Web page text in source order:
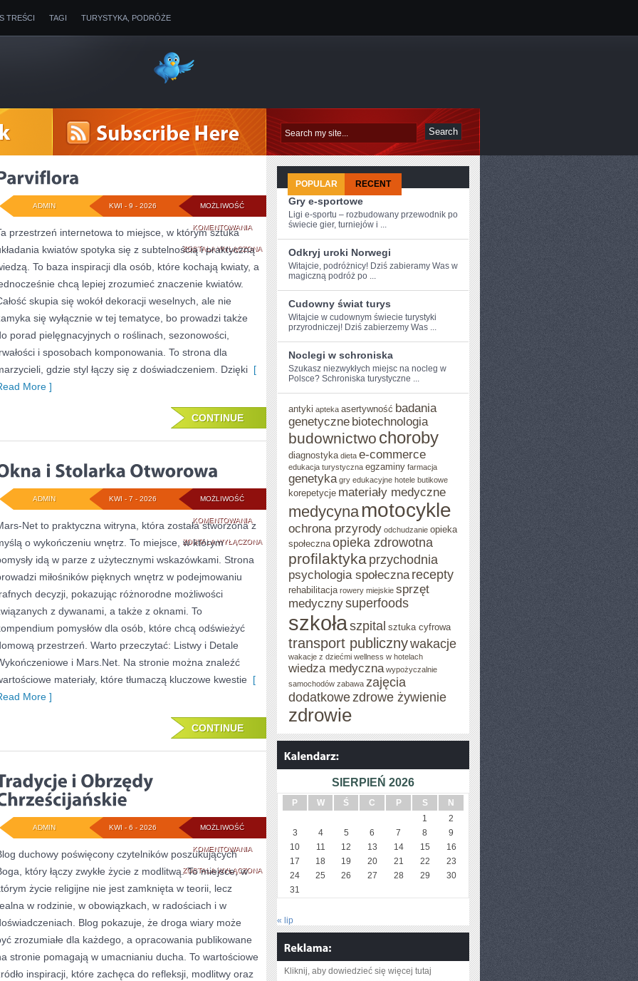
TREŚCI TAGI TURYSTYKA, PODRÓŻE
MOŻLIWOŚĆ
KOMENTOWANIAPARVIFLORA
ZOSTAŁA WYŁĄCZONA
KWI - 9 - 2026
ADMIN
przestrzeń internetowa to miejsce, w którym sztuka
kwiatów spotyka się z subtelnością i praktyczną
To baza inspiracji dla osób, które kochają kwiaty, a
chcą lepiej zrozumieć znaczenie kwiatów.
skupia się wokół dekoracji weselnych, ale nie
się wyłącznie w tej tematyce, bo prowadzi także
porad pielęgnacyjnych o roślinach, sezonowości,
i sposobach komponowania. To strona dla
gdzie styl łączy się z doświadczeniem. Dzięki [
More ]
CONTINUE
MOŻLIWOŚĆ
KOMENTOWANIAOKNA
I
STOLARKA
OTWOROWA
ZOSTAŁA WYŁĄCZONA
KWI - 7 - 2026
ADMIN
Net to praktyczna witryna, która została stworzona z
o wykończeniu wnętrz. To miejsce, w którym
idą w parze z użytecznymi wskazówkami. Strona
miłośników pięknych wnętrz w podejmowaniu
decyzji, pokazując różnorodne możliwości
z dywanami, a także z oknami. To
pomysłów dla osób, które chcą odświeżyć
przestrzeń. Warto przeczytać: Listwy i Detale
i Mars.Net. Na stronie można znaleźć
materiały, które tłumaczą kluczowe kwestie [
More ]
CONTINUE
MOŻLIWOŚĆ
KOMENTOWANIATRADYCJE
I
OBRZĘDY
CHRZEŚCIJAŃSKIE
ZOSTAŁA WYŁĄCZONA
KWI - 6 - 2026
ADMIN
duchowy poświęcony czytelników poszukujących
który łączy zwykłe życie z modlitwą. To miejsce, w
życie religijne nie jest zamknięta w teorii, lecz
w rodzinie, w obowiązkach, w radościach i w
Blog pokazuje, że droga wiary może
zrozumiałe dla każdego, a opracowania publikowane
stronie pomagają w umacnianiu ducha. To wartościowe
inspiracji, które zachęca do refleksji, modlitwy oraz
POPULAR RECENT
Gry e-sportowe
Ligi e-sportu – rozbudowany przewodnik po
świecie gier, turniejów i ...
Odkryj uroki Norwegi
Witajcie, podróżnicy! Dziś ⁤zabieramy Was⁤ w
magiczną podróż po ...
Cudowny świat turys
Witajcie w cudownym świecie turystyki
przyrodniczej! Dziś zabierzemy Was ...
Noclegi w schroniska
Szukasz⁢ niezwykłych miejsc na nocleg w
Polsce? Schroniska ⁢turystyczne ...
antyki apteka asertywność badania
genetyczne biotechnologia
budownictwo choroby
diagnostyka dieta e-commerce
edukacja turystyczna egzaminy farmacja
genetyka gry edukacyjne hotele butikowe
korepetycje materiały medyczne
medycyna motocykle
ochrona przyrody odchudzanie opieka
społeczna opieka zdrowotna
profilaktyka przychodnia
psychologia społeczna recepty
rehabilitacja rowery miejskie sprzęt
medycznysuperfoods
szkołaszpital sztuka cyfrowa
transport publicznywakacje
wakacje z dziećmi wellness w hotelach
wiedza medyczna wypożyczalnie
samochodów zabawa zajęcia
dodatkowezdrowe żywienie
zdrowie
SIERPIEŃ 2026
P W Ś C P S
N
1
2
3
4 5 6 7 8
9
10
11 12 13 14 15
16
17
18 19 20 21 22
23
24
25 26 27 28 29
30
31
« lip
Kliknij, aby dowiedzieć się więcej tutaj